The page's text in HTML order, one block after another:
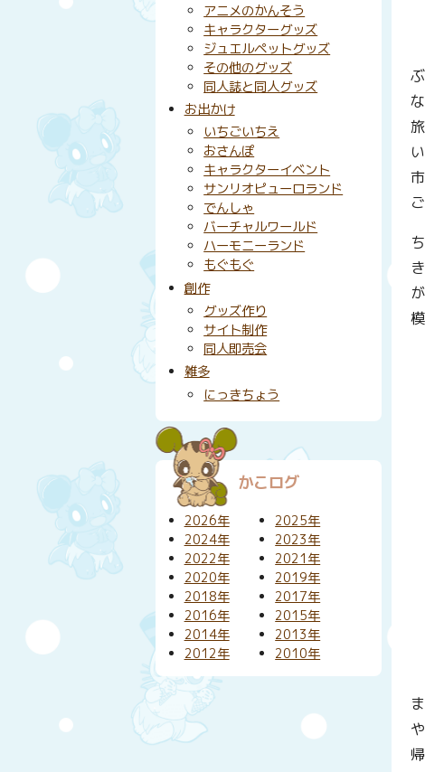
アニメのかんそう
キャラクターグッズ
ジュエルペットグッズ
その他のグッズ
同人誌と同人グッズ
お出かけ
いちごいちえ
おさんぽ
キャラクターイベント
サンリオピューロランド
でんしゃ
バーチャルワールド
ハーモニーランド
もぐもぐ
創作
グッズ作り
サイト制作
同人即売会
雑多
にっきちょう
かこログ
2026年
2025年
2024年
2023年
2022年
2021年
2020年
2019年
2018年
2017年
2016年
2015年
2014年
2013年
2012年
2010年